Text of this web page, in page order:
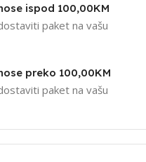
ispod 100,00KM
paket na vašu
preko 100,00KM
paket na vašu